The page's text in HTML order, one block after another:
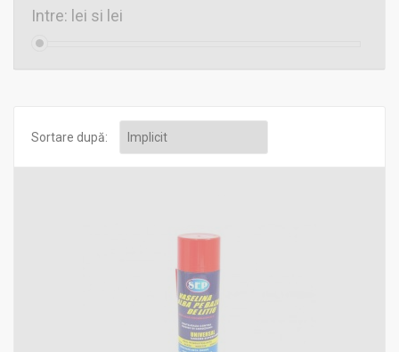
Intre: lei si lei
Sortare după: